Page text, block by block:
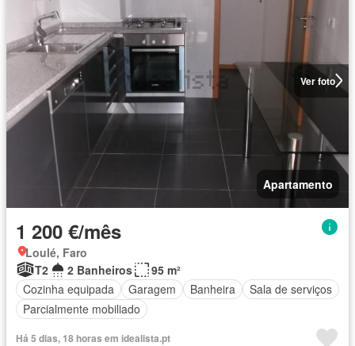
Ver foto
Apartamento
1 200 €/mês
Loulé, Faro
T2
2 Banheiros
95 m²
Cozinha equipada
Garagem Banheira
Sala de serviços
Parcialmente mobiliado
Há 5 dias, 18 horas em idealista.pt